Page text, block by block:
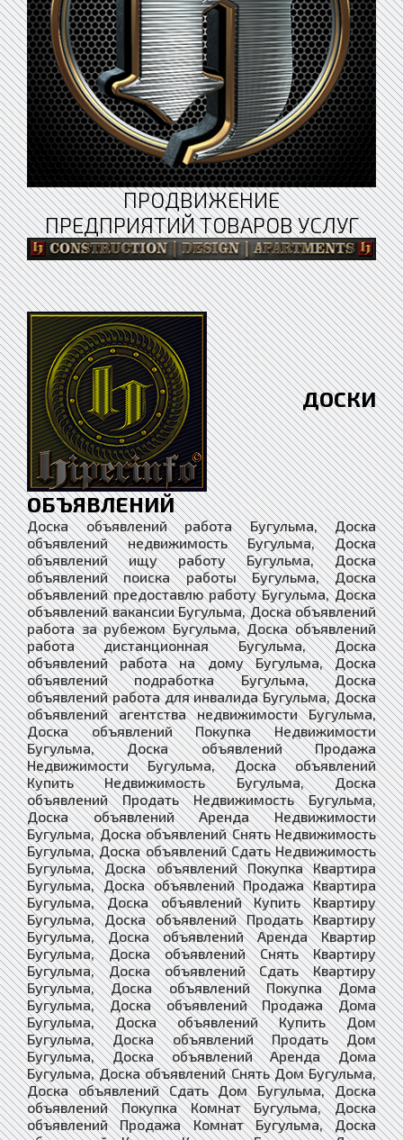
ПРОДВИЖЕНИЕ
ПРЕДПРИЯТИЙ ТОВАРОВ УСЛУГ
ДОСКИ
ОБЪЯВЛЕНИЙ
Доска объявлений работа Бугульма, Доска объявлений недвижимость Бугульма, Доска объявлений ищу работу Бугульма, Доска объявлений поиска работы Бугульма, Доска объявлений предоставлю работу Бугульма, Доска объявлений вакансии Бугульма, Доска объявлений работа за рубежом Бугульма, Доска объявлений работа дистанционная Бугульма, Доска объявлений работа на дому Бугульма, Доска объявлений подработка Бугульма, Доска объявлений работа для инвалида Бугульма, Доска объявлений агентства недвижимости Бугульма, Доска объявлений Покупка Недвижимости Бугульма, Доска объявлений Продажа Недвижимости Бугульма, Доска объявлений Купить Недвижимость Бугульма, Доска объявлений Продать Недвижимость Бугульма, Доска объявлений Аренда Недвижимости Бугульма, Доска объявлений Снять Недвижимость Бугульма, Доска объявлений Сдать Недвижимость Бугульма, Доска объявлений Покупка Квартира Бугульма, Доска объявлений Продажа Квартира Бугульма, Доска объявлений Купить Квартиру Бугульма, Доска объявлений Продать Квартиру Бугульма, Доска объявлений Аренда Квартир Бугульма, Доска объявлений Снять Квартиру Бугульма, Доска объявлений Сдать Квартиру Бугульма, Доска объявлений Покупка Дома Бугульма, Доска объявлений Продажа Дома Бугульма, Доска объявлений Купить Дом Бугульма, Доска объявлений Продать Дом Бугульма, Доска объявлений Аренда Дома Бугульма, Доска объявлений Снять Дом Бугульма, Доска объявлений Сдать Дом Бугульма, Доска объявлений Покупка Комнат Бугульма, Доска объявлений Продажа Комнат Бугульма, Доска объявлений Купить Комнату Бугульма, Доска объявлений Продать Комнату Бугульма, Доска объявлений Аренда Комнаты Бугульма, Доска объявлений Снять Комнату Бугульма, Доска объявлений Сдать Комнату Бугульма, Доска объявлений загородная недвижимость Бугульма, Доска объявлений коммерческая недвижимость Бугульма, Доска объявлений недвижимость за рубежом Бугульма, Доска объявлений риэлторы Бугульма, Доска объявлений строительство Бугульма, Доска объявлений строительство материалы Бугульма, Доска объявлений строительство оБугульмаудование Бугульма, Доска объявлений столярные изделия Бугульма, Доска объявлений мебель Бугульма, Доска объявлений продажа изделий из древесины Бугульма, Доска объявлений продажа шпона и пиломатериалов Бугульма, Доска объявлений строительство домов Бугульма, Доска объявлений стекло изделия Бугульма, Доска объявлений сантехника купить Бугульма, Доска объявлений ландшафтный дизайн Бугульма, Доска объявлений архитектура и дизайн Бугульма, Доска объявлений предприятия организации Бугульма, Доска объявлений компании фирмы Бугульма, Доска объявлений бригады строителей Бугульма, Доска объявлений демонтаж разБугульмака Бугульма, Доска объявлений монтаж сБугульмака Бугульма, Доска объявлений установка соединение Бугульма, Доска объявлений вывоз мусора Бугульма, Доска объявлений клининг уБугульмака Бугульма, Доска объявлений перепланировка помещений Бугульма, Доска объявлений перепланировка зданий Бугульма, Доска объявлений перепланировка сооружений Бугульма, Доска объявлений перепланировка квартиры Бугульма, Доска объявлений перепланировка дома Бугульма, Доска объявлений перепланировка участка Бугульма, Доска объявлений проектные работы Бугульма, Доска объявлений электромонтаж Бугульма, Доска объявлений ремонт и отделка Бугульма, Доска объявлений ремонт и обслуживание Бугульма, Доска объявлений отделка и дизайн квартир Бугульма, Доска объявлений дизайн интерьера Бугульма, Доска объявлений купить сруб дома Бугульма, Доска объявлений строительство коттеджей Бугульма, Доска объявлений дом в кредит Бугульма, Доска объявлений квартира в кредит Бугульма, Доска объявлений оцилиндрованное бревно Бугульма, Доска объявлений дом из бревна Бугульма, Доска объявлений клееный брус Бугульма, Доска объявлений дом из бруса Бугульма, Доска объявлений дом из кирпича Бугульма, Доска объявлений каркасные дома Бугульма, Доска объявлений бетон и железобетон Бугульма, Доска объявлений бетон купить Бугульма, Доска объявлений гипсокартон Бугульма, Доска объявлений штукатурные работы Бугульма, Доска объявлений малярные работы Бугульма, Доска объявлений облицовка Бугульма, Доска объявлений колодцы скважины Бугульма, Доска объявлений балкон лоджия Бугульма, Доска объявлений камины печи барбекю Бугульма, Доска объявлений ванная туалет под ключ Бугульма, Доска объявлений кухня отделка ремонт Бугульма, Доска объявлений окна двери купить Бугульма, Доска объявлений потолки заказать Бугульма, Доска объявлений полы ремонт Бугульма, Доска объявлений стены отделка Бугульма, Доска объявлений грузчики Бугульма, Доска объявлений подсобники разнорабочие Бугульма, Доска объявлений независимый эксперт Бугульма, Доска объявлений товары Бугульма, Доска объявлений товары из китая Бугульма, Доска объявлений товары с доставкой Бугульма, Доска объявлений услуги Бугульма, Доска объявлений поиск услуг и специалистов Бугульма, Доска объявлений оказание услуг Бугульма, Доска объявлений предложения услуг и сервисов Бугульма, Доска объявлений услуги купить и доставить Бугульма, Доска объявлений услуги и предложения Бугульма, Доска объявлений магазин Бугульма, Доска объявлений интернет-магазин Бугульма, Доска объявлений магазин оБугульмаудование Бугульма, Доска объявлений средства связи Бугульма, Доска объявлений табачные изделия Бугульма, Доска объявлений одежда и обувь Бугульма, Доска объявлений текстиль Бугульма, Доска объявлений галантерея Бугульма, Доска объявлений текстильная галантерея Бугульма, Доска объявлений зоотовары Бугульма, Доска объявлений интернет-зоомагазин Бугульма, Доска объявлений животные Бугульма, Доска объявлений растения Бугульма, Доска объявлений цветы Бугульма, Доска объявлений семена и саженцы Бугульма, Доска объявлений канцтовары Бугульма, Доска объявлений книги и печать Бугульма, Доска объявлений косметика парфюмерия Бугульма, Доска объявлений подарки сувениры Бугульма, Доска объявлений ювелирные изделия часы Бугульма, Доска объявлений бытовая техника Бугульма, Доска объявлений электроника Бугульма, Доска объявлений хозяйственные товары Бугульма, Доска объявлений товары для детей Бугульма, Доска объявлений товары услуги для спорта Бугульма, Доска объявлений для презентаций Бугульма, Доска объявлений товары для сферы услуг Бугульма, Доска объявлений сырье и материалы Бугульма, Доска объявлений топливо гсм масла Бугульма, Доска объявлений нефть и нефтепродукты Бугульма, Доска объявлений дрова опилки Бугульма, Доска объявлений тара и упаковка Бугульма, Доска объявлений упаковочные материалы Бугульма, Доска объявлений специализированные товары Бугульма, Доска объявлений связь и телекоммуникации Бугульма, Доска объявлений складские услуги Бугульма, Доска объявлений логистика и склад Бугульма, Доска объявлений торговля оптовая розничная Бугульма, Доска объявлений торговля и обмен Бугульма, Доска объявлений службы доставки Бугульма, Доска объявлений общественное питание Бугульма, Доска объявлений бары рестораны кафе Бугульма, Доска объявлений бытовые услуги Бугульма, Доска объявлений видео аудио Бугульма, Доска объявлений мусор и утильсырье Бугульма, Доска объявлений деловые связи бизнес Бугульма, Доска объявлений интернет и телевидение Бугульма, Доска объявлений интернет и сми Бугульма, Доска объявлений информационная безопасность Бугульма, Доска объявлений информационные технологии Бугульма, Доска объявлений услуги разного профиля Бугульма, Доска объявлений комплексные услуги Бугульма, Доска объявлений медицинские услуги Бугульма, Доска объявлений развлекательные услуги Бугульма, Доска объявлений ремонтные работы услуги Бугульма, Доска объявлений ритуальные услуги Бугульма, Доска объявлений питьевая вода продажа Бугульма, Доска объявлений туристические компании услуги Бугульма, Доска объявлений образование и наука Бугульма, Доска объявлений магия Бугульма, Доска объявлений обслуживание торжеств Бугульма, Доска объявлений эмиграционные услуги Бугульма, Доска объявлений бухгалтерский аудит Бугульма, Доска объявлений безопасность охрана Бугульма, Доска объявлений веб-дизайн / web design Бугульма, Доска объявлений гостиничные услуги Бугульма, Доска объявлений услуги переводчика Бугульма, Доска объявлений сертификация продукции Бугульма, Доска объявлений юридические услуги Бугульма, Доска объявлений услуги юриста Бугульма, Доска объявлений услуги адвоката Бугульма, Доска объявлений транспорт Бугульма, Доска объявлений авто Бугульма, Доска объявлений спецтехника и грузовики Бугульма, Доска объявлений ремонт транспорта Бугульма, Доска объявлений шины диски Бугульма, Доска объявлений автотюнинг аксессуары Бугульма, Доска объявлений аэрография Бугульма, Доска объявлений легковые автомобили Бугульма, Доска объявлений Продажа бу автомобилей Бугульма, Доска объявлений автомобиль с пробегом Бугульма, Доска объявлений дорожно-строительная техника Бугульма, Доска объявлений автобусы микроавтобусы Бугульма, Доска объявлений автомасла и автохимия Бугульма, Доска объявлений автозапчасти и оБугульмаудование Бугульма, Доска объявлений попутный груз по россии Бугульма, Доска объявлений продать купить авто Бугульма, Доска объявлений обмен транспорта Бугульма, Доска объявлений мопеды скутеры купить Бугульма, Доска объявлений мотоциклы купить Бугульма, Доска объявлений мотороллеры квадроциклы Бугульма, Доска объявлений продажа мототехники Бугульма, Доска объявлений автомотошколы права цены Бугульма, Доска объявлений автостоянки автопарковки Бугульма, Доска объявлений автослесарь автомеханик Бугульма, Доска объявлений авторынки и авто сайты Бугульма, Доска объявлений автомобилестроение Бугульма, Доска объявлений внедорожники кроссоверы Бугульма, Доска объявлений джипы паркетники Бугульма, Доска объявлений субкомпактные хэтчбеки Бугульма, Доска объявлений Мини-SUV всех марок Бугульма, Доска объявлений автокаталоги Бугульма, Доска объявлений автосалоны автомагазины Бугульма, Доска объявлений автоюрист страхование Бугульма, Доска объявлений выкуп битых авто Бугульма, Доска объявлений автоломбард Бугульма, Доска объявлений аренда прокат авто Бугульма, Доска объявлений доставка грузов Бугульма, Д